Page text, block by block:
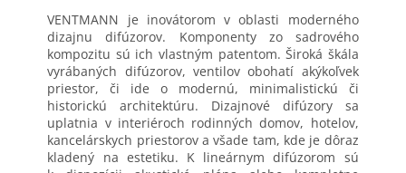
VENTMANN je inovátorom v oblasti moderného
dizajnu difúzorov. Komponenty zo sadrového
kompozitu sú ich vlastným patentom. Široká škála
vyrábaných difúzorov, ventilov obohatí akýkoľvek
priestor, či ide o modernú, minimalistickú či
historickú architektúru. Dizajnové difúzory sa
uplatnia v interiéroch rodinných domov, hotelov,
kancelárskych priestorov a všade tam, kde je dôraz
kladený na estetiku. K lineárnym difúzorom sú